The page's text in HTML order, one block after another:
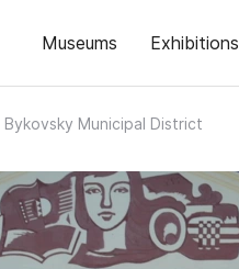
Museums Exhibitions
Municipal District